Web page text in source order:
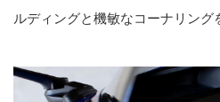
ルディングと機敏なコーナリング